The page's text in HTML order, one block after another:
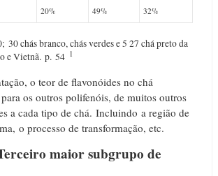
20% 49% 32%
30 chás branco, chás verdes e 5 27 chá preto da
e Vietnã. p. 54 1
o teor de flavonóides no chá
os outros polifenóis, de muitos outros
a cada tipo de chá. Incluindo a região de
o processo de transformação, etc.
maior subgrupo de